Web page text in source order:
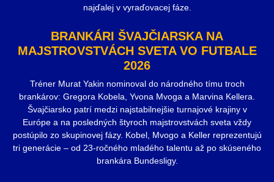
najďalej v vyraďovacej fáze.
BRANKÁRI ŠVAJČIARSKA NA
MAJSTROVSTVÁCH SVETA VO FUTBALE
2026
Tréner Murat Yakin nominoval do národného tímu troch
brankárov: Gregora Kobela, Yvona Mvoga a Marvina Kellera.
Švajčiarsko patrí medzi najstabilnejšie turnajové krajiny v
Európe a na posledných štyroch majstrovstvách sveta vždy
postúpilo zo skupinovej fázy. Kobel, Mvogo a Keller reprezentujú
tri generácie – od 23-ročného mladého talentu až po skúseného
brankára Bundesligy.